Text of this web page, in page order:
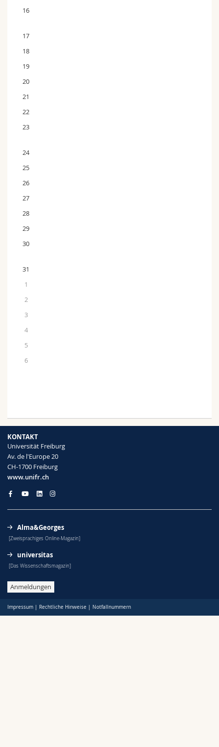
16
17
18
19
20
21
22
23
24
25
26
27
28
29
30
31
1
2
3
4
5
6
KONTAKT
Universität Freiburg
Av. de l'Europe 20
CH-1700 Freiburg
www.unifr.ch
Alma&Georges
[Zweisprachiges Online-Magazin]
universitas
[Das Wissenschaftsmagazin]
Anmeldungen
Impressum Rechtliche Hinweise Notfallnummern